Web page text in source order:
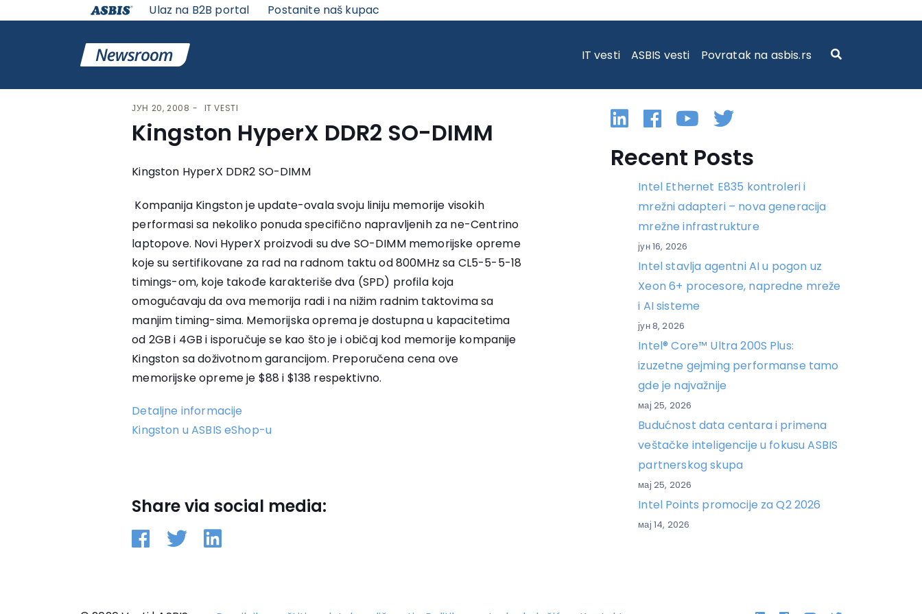
Ulaz na B2B portal Postanite naš kupac
IT vesti ASBIS vesti Povratak na asbis.rs
ЈУН 20, 2008 IT VESTI
Kingston HyperX DDR2 SO-DIMM
Kingston HyperX DDR2 SO-DIMM
Kompanija Kingston je update-ovala svoju liniju memorije visokih
performasi sa nekoliko ponuda specifično napravljenih za ne-Centrino
laptopove. Novi HyperX proizvodi su dve SO-DIMM memorijske opreme
koje su sertifikovane za rad na radnom taktu od 800MHz sa CL5-5-5-18
timings-om, koje takođe karakteriše dva (SPD) profila koja
omogućavaju da ova memorija radi i na nižim radnim taktovima sa
manjim timing-sima. Memorijska oprema je dostupna u kapacitetima
od 2GB i 4GB i isporučuje se kao što je i običaj kod memorije kompanije
Kingston sa doživotnom garancijom. Preporučena cena ove
memorijske opreme je $88 i $138 respektivno.
Detaljne informacije
Kingston u ASBIS eShop-u
Share via social media:
Linkedin
Facebook
YouTube
Twitter
Recent Posts
Intel Ethernet E835 kontroleri i
mrežni adapteri – nova generacija
mrežne infrastrukture
јун 16, 2026
Intel stavlja agentni AI u pogon uz
Xeon 6+ procesore, napredne mreže
i AI sisteme
јун 8, 2026
Intel® Core™ Ultra 200S Plus:
izuzetne gejming performanse tamo
gde je najvažnije
мај 25, 2026
Budućnost data centara i primena
veštačke inteligencije u fokusu ASBIS
partnerskog skupa
мај 25, 2026
Intel Points promocije za Q2 2026
мај 14, 2026